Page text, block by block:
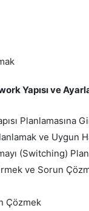
Yapısı ve
Planlamasına
ve Uygun
(Switching)
ve Sorun
Çözmek